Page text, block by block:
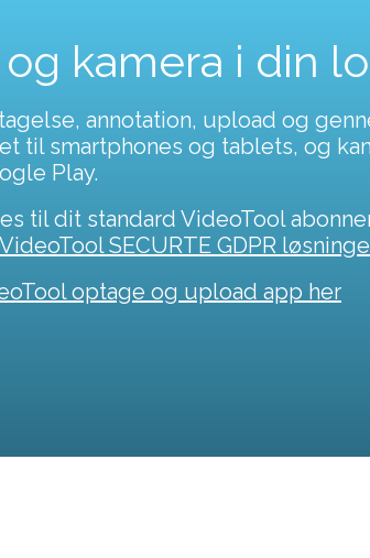
kamera i din
annotation, upload og
til smartphones og tablets, og
Play.
til dit standard VideoTool
VideoTool SECURTE GDPR
optage og upload app her